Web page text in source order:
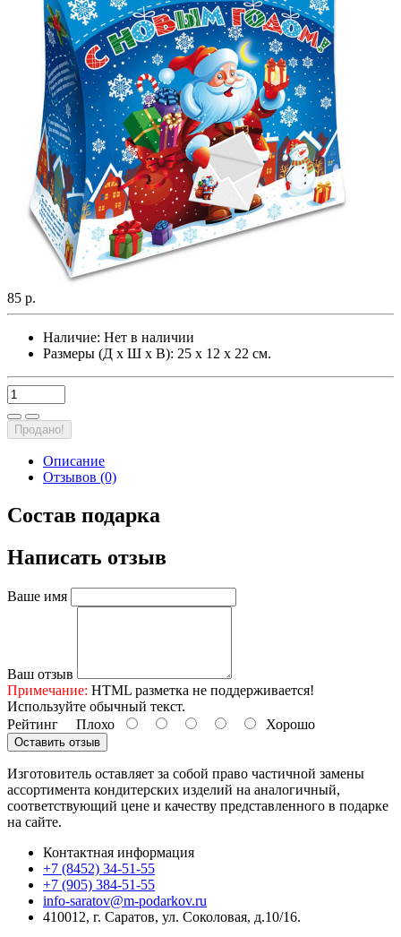
85 р.
Наличие: Нет в наличии
Размеры (Д х Ш х В): 25 х 12 х 22 см.
Продано!
Описание
Отзывов (0)
Состав подарка
Написать отзыв
Ваше имя
Ваш отзыв
Примечание: HTML разметка не поддерживается!
Используйте обычный текст.
Рейтинг Плохо Хорошо
Оставить отзыв
Изготовитель оставляет за собой право частичной замены
ассортимента кондитерских изделий на аналогичный,
соответствующий цене и качеству представленного в подарке
на сайте.
Контактная информация
+7 (8452) 34-51-55
+7 (905) 384-51-55
info-saratov@m-podarkov.ru
410012, г. Саратов, ул. Соколовая, д.10/16.